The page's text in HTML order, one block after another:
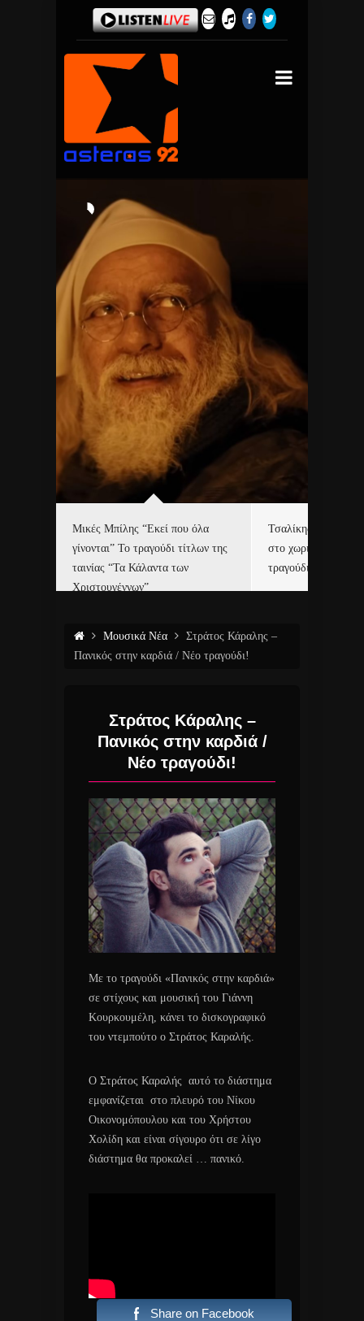
Μικές Μπίλης “Εκεί που όλα
γίνονται” Το τραγούδι τίτλων της
ταινίας “Τα Κάλαντα των
Χριστουγέννων”
Τσαλίκης,
στο χωριό του Άι
τραγούδι και video
Μουσικά Νέα
Στράτος Κάραλης –
Πανικός στην καρδιά / Νέο τραγούδι!
Στράτος Κάραλης –
Πανικός στην καρδιά /
Νέο τραγούδι!
Με το τραγούδι «Πανικός στην καρδιά»
σε στίχους και μουσική του Γιάννη
Κουρκουμέλη, κάνει το δισκογραφικό
του ντεμπούτο ο Στράτος Καραλής.
Ο Στράτος Καραλής αυτό το διάστημα
εμφανίζεται στο πλευρό του Νίκου
Οικονομόπουλου και του Χρήστου
Χολίδη και είναι σίγουρο ότι σε λίγο
διάστημα θα προκαλεί … πανικό.
Share on Facebook